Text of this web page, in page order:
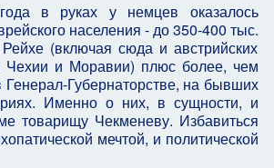
в руках у немцев оказалось
населения - до 350-400 тыс.
(включая сюда и австрийских
Чехии и Моравии) плюс более, чем
Генерал-Губернаторстве, на бывших
Именно о них, в сущности, и
товарищу Чекменеву. Избавиться
мечтой, и политической